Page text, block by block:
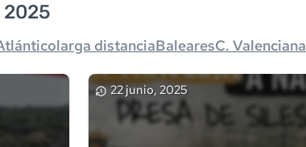
2025
larga distanciaBalearesC. Valenciana
22 junio, 2025